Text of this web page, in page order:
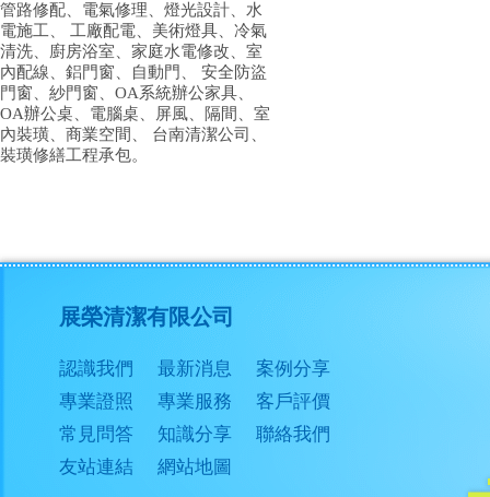
管路修配、電氣修理、燈光設計、水
電施工、 工廠配電、美術燈具、冷氣
清洗、廚房浴室、家庭水電修改、室
內配線、鋁門窗、自動門、 安全防盜
門窗、紗門窗、OA系統辦公家具、
OA辦公桌、電腦桌、屏風、隔間、室
內裝璜、商業空間、 台南清潔公司、
裝璜修繕工程承包。
展榮清潔有限公司
認識我們 最新消息
案例分享
專業證照
專業服務
客戶評價
常見問答
知識分享
聯絡我們
友站連結
網站地圖